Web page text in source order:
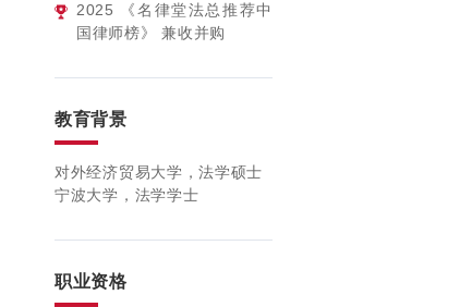
2025
《名律堂法总推荐中
国律师榜》 兼收并购
教育背景
对外经济贸易大学，法学硕士
宁波大学，法学学士
职业资格